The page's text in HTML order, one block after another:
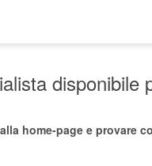
disponibile
home-page e provare